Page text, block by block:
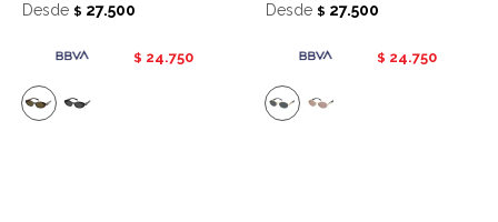
Desde $ 27.500
$ 24.750
Desde $ 27.500
$ 24.750